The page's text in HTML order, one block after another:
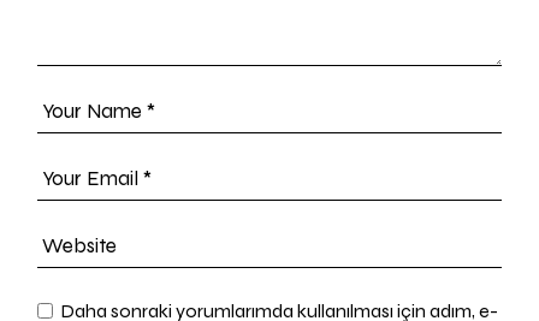
Daha sonraki yorumlarımda kullanılması için adım, e-